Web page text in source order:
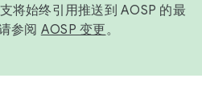
将始终引用推送到 AOSP 的最
参阅 AOSP 变更。